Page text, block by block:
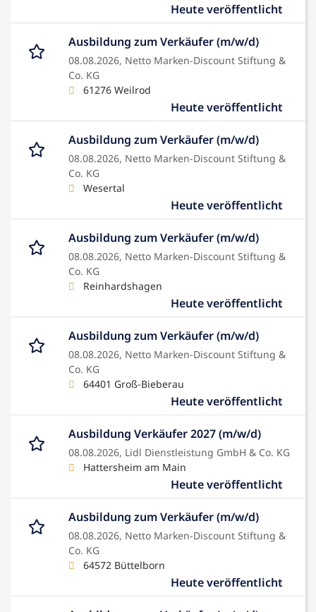
Heute veröffentlicht
Ausbildung zum Verkäufer (m/w/d)
08.08.2026, Netto Marken-Discount Stiftung &
Co. KG
61276 Weilrod
Heute veröffentlicht
Ausbildung zum Verkäufer (m/w/d)
08.08.2026, Netto Marken-Discount Stiftung &
Co. KG
Wesertal
Heute veröffentlicht
Ausbildung zum Verkäufer (m/w/d)
08.08.2026, Netto Marken-Discount Stiftung &
Co. KG
Reinhardshagen
Heute veröffentlicht
Ausbildung zum Verkäufer (m/w/d)
08.08.2026, Netto Marken-Discount Stiftung &
Co. KG
64401 Groß-Bieberau
Heute veröffentlicht
Ausbildung Verkäufer 2027 (m/w/d)
08.08.2026, Lidl Dienstleistung GmbH & Co. KG
Hattersheim am Main
Heute veröffentlicht
Ausbildung zum Verkäufer (m/w/d)
08.08.2026, Netto Marken-Discount Stiftung &
Co. KG
64572 Büttelborn
Heute veröffentlicht